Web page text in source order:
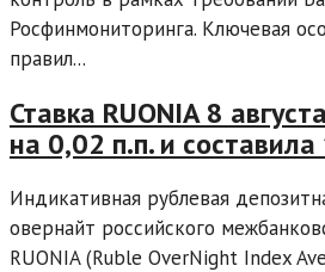
Росфинмониторинга. Ключевая
правил...
Ставка RUONIA 8
на 0,02 п.п. и
Индикативная рублевая
овернайт российского
RUONIA (Ruble OverNight Index